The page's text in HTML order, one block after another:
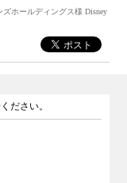
ホールディングス様 Disney
ださい。